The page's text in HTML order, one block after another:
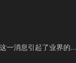
一消息引起了业界的…